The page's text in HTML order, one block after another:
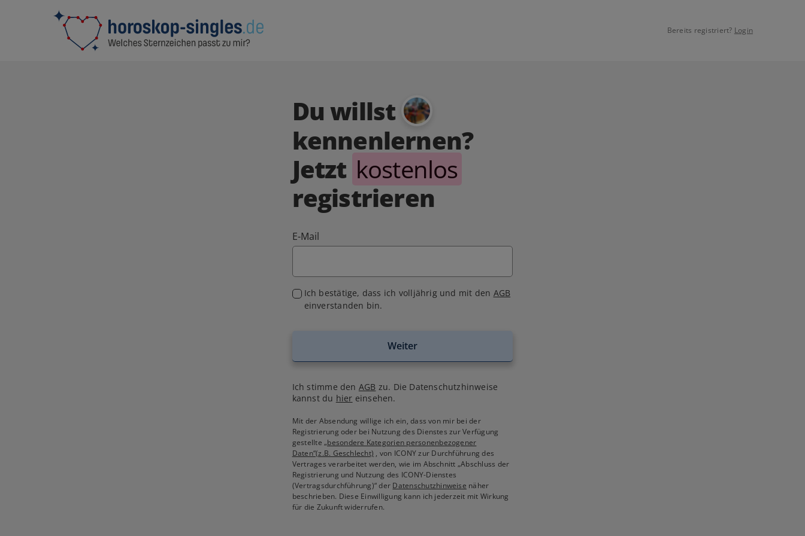
Bereits registriert? Login
Du willst
kennenlernen?
Jetzt kostenlos
registrieren
E-Mail
Ich bestätige, dass ich volljährig und mit den AGB
einverstanden bin.
Weiter
Ich stimme den AGB zu. Die Datenschutzhinweise
kannst du hier einsehen.
Mit der Absendung willige ich ein, dass von mir bei der
Registrierung oder bei Nutzung des Dienstes zur Verfügung
gestellte„besondere Kategorien personenbezogener
Daten“(z.B. Geschlecht) , von ICONY zur Durchführung des
Vertrages verarbeitet werden, wie im Abschnitt „Abschluss der
Registrierung und Nutzung des ICONY-Dienstes
(Vertragsdurchführung)“ der Datenschutzhinweise näher
beschrieben. Diese Einwilligung kann ich jederzeit mit Wirkung
für die Zukunft widerrufen.